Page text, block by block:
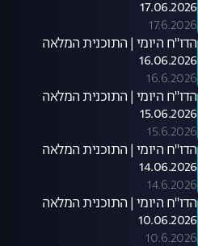
17.06.2026
17.6.2026
הדו"ח היומי | התוכנית המלאה
16.06.2026
16.6.2026
הדו"ח היומי | התוכנית המלאה
15.06.2026
15.6.2026
הדו"ח היומי | התוכנית המלאה
14.06.2026
14.6.2026
הדו"ח היומי | התוכנית המלאה
10.06.2026
10.6.2026